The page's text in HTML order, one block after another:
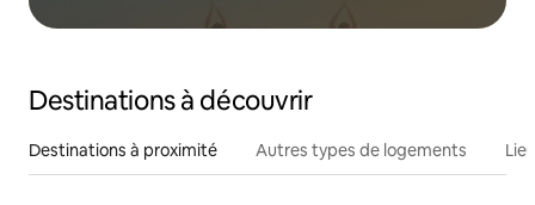
Destinations à découvrir
Destinations à proximité Autres types de logements